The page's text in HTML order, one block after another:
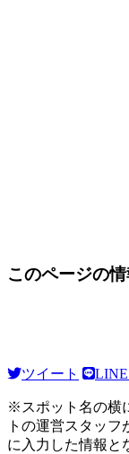
このページの
ツイート
※スポット名の横
トの運営スタッ
に入力した情報と